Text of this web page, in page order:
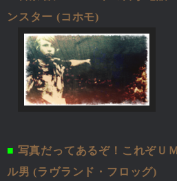
ンスター (コホモ)
■ 写真だってあるぞ！これぞＵ
ル男 (ラヴランド・フロッグ)